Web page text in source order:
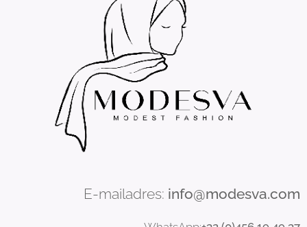
E-mailadres: info@modesva.com